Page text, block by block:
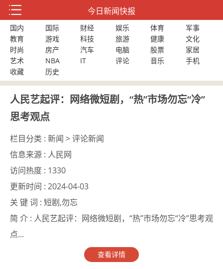
今日新闻快报
国内 国际 财经 娱乐 体育
军事
教育
游戏 科技 旅游 健康
文化
时尚
房产 汽车 电脑 股票
家居
艺术
NBA IT 评论 音乐
手机
收藏
历史
人民艺起评：网络微短剧，“热”市场勿忘“冷”
思考观点
栏目分类 : 新闻 > 评论新闻
信息来源 : 人民网
访问热度 : 1330
更新时间 : 2024-04-03
关 键 词 : 短剧,勿忘
简 介 : 人民艺起评：网络微短剧，“热”市场勿忘“冷”思考观
点...
查看详情